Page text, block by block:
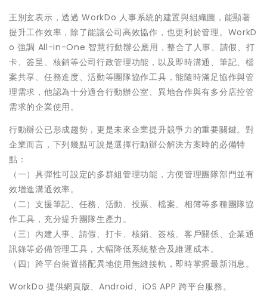
王別玄表示，透過 WorkDo 人事系統的建置與組織圖，能顯著
提升工作效率，除了能讓公司高效協作，也更利於管理。WorkD
o 強調 All-in-One 智慧行動辦公應用，整合了人事、請假、打
卡、簽呈、核銷等公司行政管理功能，以及即時溝通、筆記、檔
案共享、任務進度、活動等團隊協作工具，能隨時滿足協作與管
理需求，他認為十分適合行動辦公室、異地合作與有多分店控管
需求的企業使用。
行動辦公已形成趨勢，更是未來企業提升競爭力的重要關鍵。對
企業而言，下列幾點可說是選擇行動辦公解決方案時的必備特
點：
（一）具彈性可設定的多群組管理功能，方便管理團隊部門並有
效增進溝通效率。
（二）支援筆記、任務、活動、投票、檔案、相簿等多種團隊協
作工具，充分提升團隊生產力。
（三）內建人事、請假、打卡、核銷、簽核、客戶關係、企業通
訊錄等必備管理工具，大幅降低系統整合及維運成本。
（四）跨平台裝置搭配異地使用無縫接軌，即時掌握最新消息。
WorkDo 提供網頁版、Android、iOS APP 跨平台服務。